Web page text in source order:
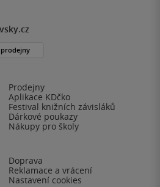
Prodejny
Aplikace KDčko
Festival knižních závisláků
Dárkové poukazy
Nákupy pro školy
Doprava
Reklamace a vrácení
Nastavení cookies
prodejny